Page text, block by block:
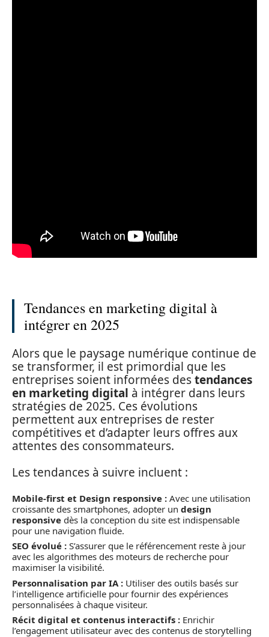
Tendances en marketing digital à
intégrer en 2025
Alors que le paysage numérique continue de
se transformer, il est primordial que les
entreprises soient informées destendances
en marketing digital à intégrer dans leurs
stratégies de 2025. Ces évolutions
permettent aux entreprises de rester
compétitives et d’adapter leurs offres aux
attentes des consommateurs.
Les tendances à suivre incluent :
Mobile-first et Design responsive : Avec une utilisation
croissante des smartphones, adopter un design
responsive dès la conception du site est indispensable
pour une navigation fluide.
SEO évolué : S’assurer que le référencement reste à jour
avec les algorithmes des moteurs de recherche pour
maximiser la visibilité.
Personnalisation par IA : Utiliser des outils basés sur
l’intelligence artificielle pour fournir des expériences
personnalisées à chaque visiteur.
Récit digital et contenus interactifs : Enrichir
l’engagement utilisateur avec des contenus de storytelling